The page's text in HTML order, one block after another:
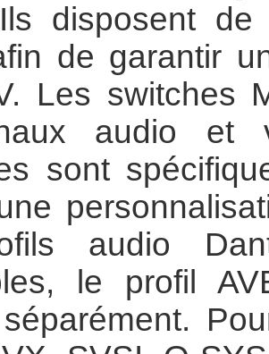
disposent
de garantir
Les switches
audio et
sont
audio
le profil